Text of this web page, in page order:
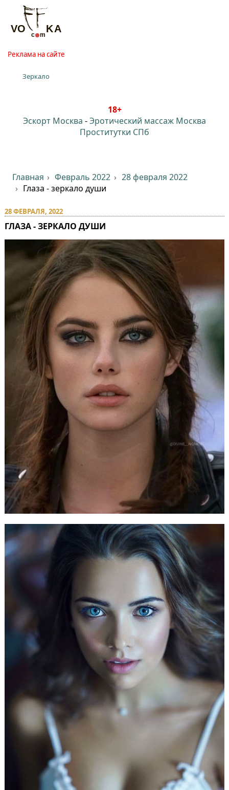
Реклама на сайте
Зеркало
18+
Эскорт Москва -Эротический массаж Москва
Проститутки СПб
Главная Февраль 2022
28 февраля 2022
Глаза - зеркало души
28 ФЕВРАЛЯ, 2022
ГЛАЗА - ЗЕРКАЛО ДУШИ